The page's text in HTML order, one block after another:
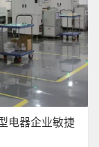
电器企业敏捷